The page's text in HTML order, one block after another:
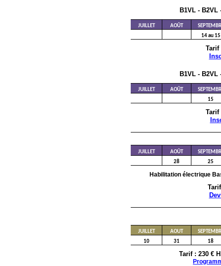
B1VL - B2VL
JUILLET AOÛT
14 au 15
Tarif
B1VL - B2VL
JUILLET AOÛT
15
Tarif
JUILLET AOÛT
28
25
Habilitation électrique
JUILLET AOUT
10
31 18
Tarif : 230 €